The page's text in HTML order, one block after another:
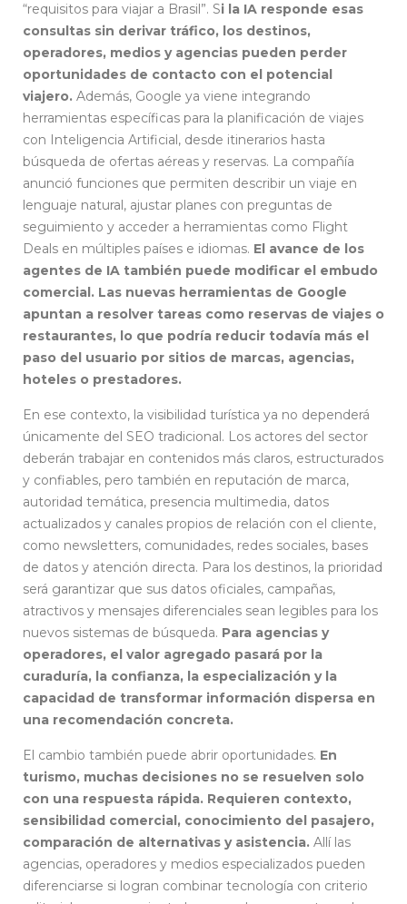
“requisitos para viajar a Brasil”. Si la IA responde esas
consultas sin derivar tráfico, los destinos,
operadores, medios y agencias pueden perder
oportunidades de contacto con el potencial
viajero. Además, Google ya viene integrando
herramientas específicas para la planificación de viajes
con Inteligencia Artificial, desde itinerarios hasta
búsqueda de ofertas aéreas y reservas. La compañía
anunció funciones que permiten describir un viaje en
lenguaje natural, ajustar planes con preguntas de
seguimiento y acceder a herramientas como Flight
Deals en múltiples países e idiomas. El avance de los
agentes de IA también puede modificar el embudo
comercial. Las nuevas herramientas de Google
apuntan a resolver tareas como reservas de viajes o
restaurantes, lo que podría reducir todavía más el
paso del usuario por sitios de marcas, agencias,
hoteles o prestadores.
En ese contexto, la visibilidad turística ya no dependerá
únicamente del SEO tradicional. Los actores del sector
deberán trabajar en contenidos más claros, estructurados
y confiables, pero también en reputación de marca,
autoridad temática, presencia multimedia, datos
actualizados y canales propios de relación con el cliente,
como newsletters, comunidades, redes sociales, bases
de datos y atención directa. Para los destinos, la prioridad
será garantizar que sus datos oficiales, campañas,
atractivos y mensajes diferenciales sean legibles para los
nuevos sistemas de búsqueda. Para agencias y
operadores, el valor agregado pasará por la
curaduría, la confianza, la especialización y la
capacidad de transformar información dispersa en
una recomendación concreta.
El cambio también puede abrir oportunidades. En
turismo, muchas decisiones no se resuelven solo
con una respuesta rápida. Requieren contexto,
sensibilidad comercial, conocimiento del pasajero,
comparación de alternativas y asistencia. Allí las
agencias, operadores y medios especializados pueden
diferenciarse si logran combinar tecnología con criterio